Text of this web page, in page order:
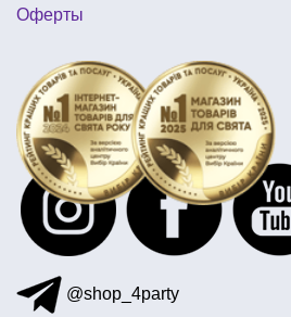
украшения на новый год стола
Оферты
@shop_4party